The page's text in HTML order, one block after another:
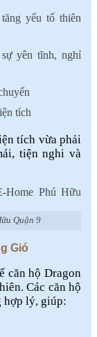
yếu tố thiên
yên tĩnh, nghỉ
tích
tích vừa phải
tiện nghi và
Quận 9
Gió
căn hộ Dragon
Các căn hộ
hợp lý, giúp: